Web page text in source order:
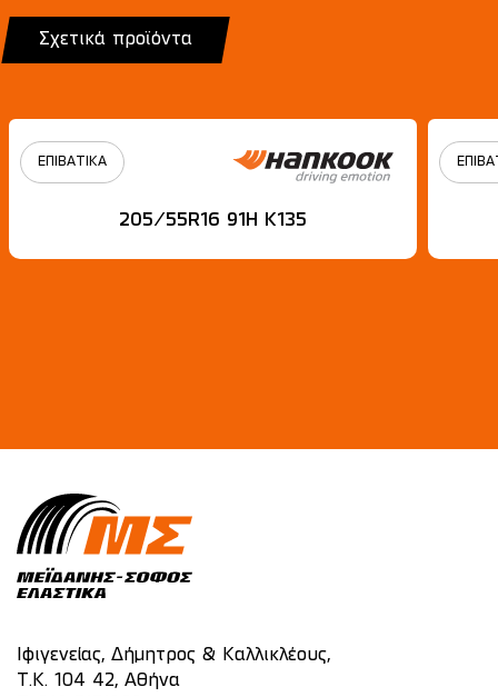
Σχετικά προϊόντα
ΕΠΙΒΑΤΙΚΑ
205/55R16 91H Κ135
Ιφιγενείας, Δήμητρος & Καλλικλέους,
Τ.Κ. 104 42, Αθήνα